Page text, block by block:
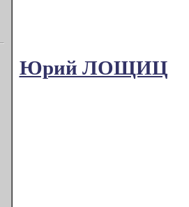
Юрий ЛОЩИЦ